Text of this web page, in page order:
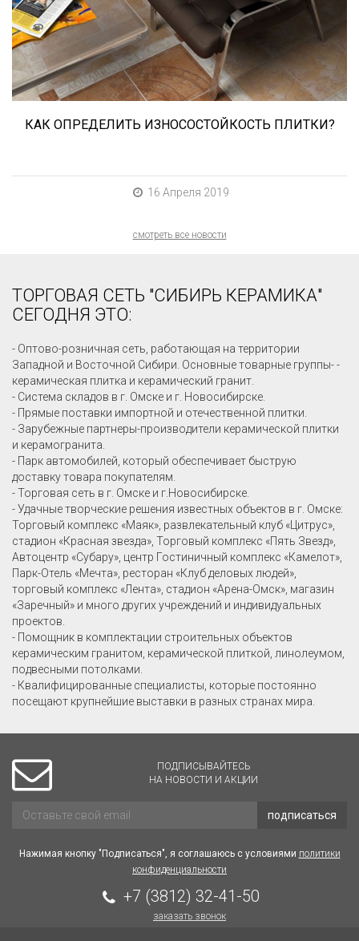
износостойкость. Как же определить
износостойкость керамической плитки и
керамогранита? Сейчас расскажем.
КАК ОПРЕДЕЛИТЬ ИЗНОСОСТОЙКОСТЬ ПЛИТКИ?
16 Апреля 2019
смотреть все новости
ТОРГОВАЯ СЕТЬ "СИБИРЬ КЕРАМИКА"
СЕГОДНЯ ЭТО:
- Оптово-розничная сеть, работающая на территории
Западной и Восточной Сибири. Основные товарные группы- -
керамическая плитка и керамический гранит.
- Система складов в г. Омске и г. Новосибирске.
- Прямые поставки импортной и отечественной плитки.
- Зарубежные партнеры-производители керамической плитки
и керамогранита.
- Парк автомобилей, который обеспечивает быструю
доставку товара покупателям.
- Торговая сеть в г. Омске и г.Новосибирске.
- Удачные творческие решения известных объектов в г. Омске:
Торговый комплекс «Маяк», развлекательный клуб «Цитрус»,
стадион «Красная звезда», Торговый комплекс «Пять Звезд»,
Автоцентр «Субару», центр Гостиничный комплекс «Камелот»,
Парк-Отель «Мечта», ресторан «Клуб деловых людей»,
торговый комплекс «Лента», стадион «Арена-Омск», магазин
«Заречный» и много других учреждений и индивидуальных
проектов.
- Помощник в комплектации строительных объектов
керамическим гранитом, керамической плиткой, линолеумом,
подвесными потолками.
- Квалифицированные специалисты, которые постоянно
посещают крупнейшие выставки в разных странах мира.
ПОДПИСЫВАЙТЕСЬ
НА НОВОСТИ И АКЦИИ
подписаться
Нажимая кнопку "Подписаться", я соглашаюсь с условиями политики
конфиденциальности
+7 (3812) 32-41-50
заказать звонок